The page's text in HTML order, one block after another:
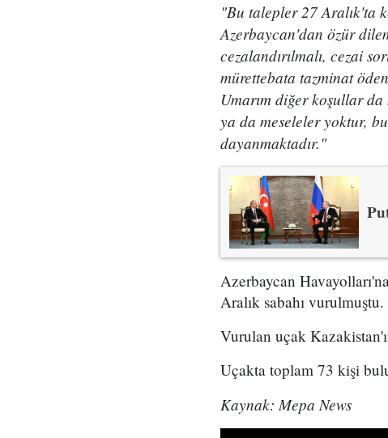
"Bu talepler 27 Aralık'ta
Azerbaycan'dan özür
cezalandırılmalı, cezai
mürettebata tazminat
Umarım diğer koşullar
ya da meseleler yoktur,
dayanmaktadır."
Azerbaycan
Aralık sabahı vurulmuştu.
Vurulan uçak
Uçakta toplam 73 kişi
Kaynak: Mepa News